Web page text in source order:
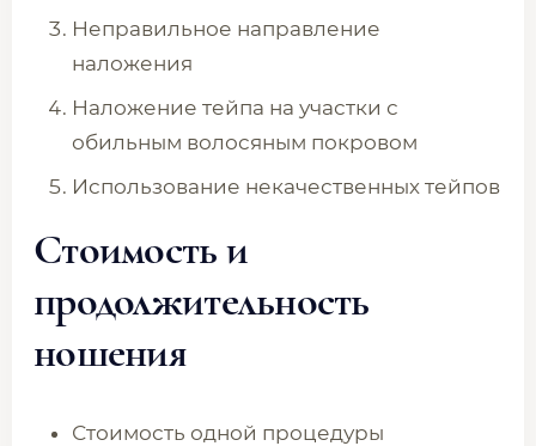
Неправильное направление
наложения
Наложение тейпа на участки с
обильным волосяным покровом
Использование некачественных тейпов
Стоимость и
продолжительность
ношения
Стоимость одной процедуры